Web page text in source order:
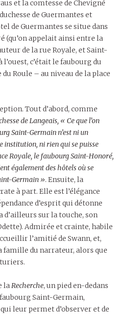
et la comtesse de Chevigné
de Guermantes et
de Guermantes se situe dans
(qu’on appelait ainsi entre la
de la rue Royale, et Saint-
c’était le faubourg du
Roule – au niveau de la place
Tout d’abord, comme
de Langeais, « Ce que l’on
Saint-Germain n’est ni un
institution, ni rien qui se puisse
Royale, le faubourg Saint-Honoré,
également des hôtels où se
Germain ». Ensuite, la
à part. Elle est l’élégance
d’esprit qui détonne
sur la touche, son
Admirée et crainte, habile
l’amitié de Swann, et,
famille du narrateur, alors que
laRecherche, un pied en-dedans
Saint-Germain,
leur permet d’observer et de